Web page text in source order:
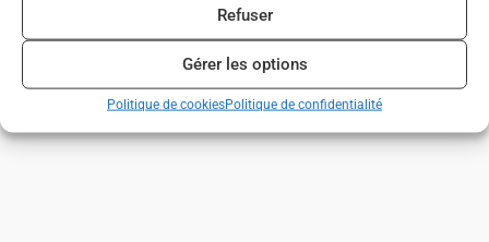
Refuser
Gérer les options
Politique de cookiesPolitique de confidentialité